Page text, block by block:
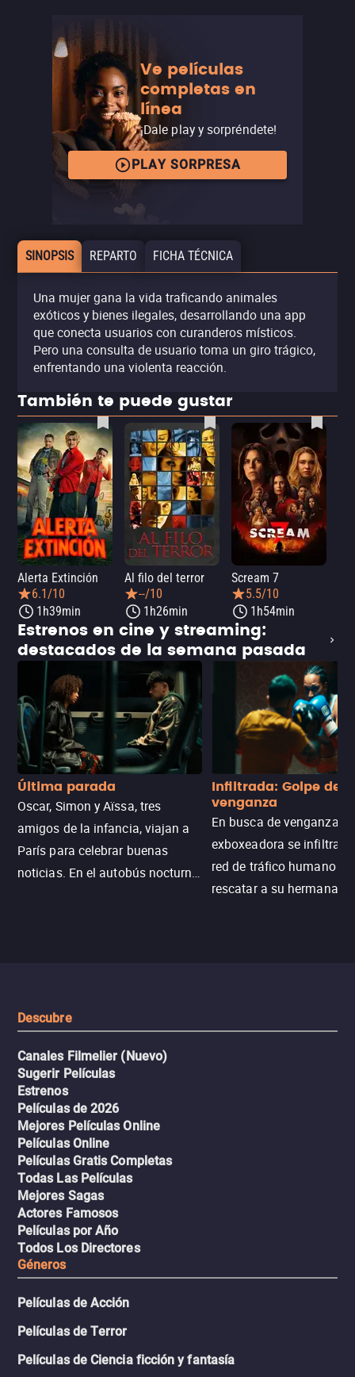
Ve películas
completas en
línea
¡Dale play y sorpréndete!
PLAY SORPRESA
SINOPSIS REPARTO FICHA TÉCNICA
Una mujer gana la vida traficando animales
exóticos y bienes ilegales, desarrollando una app
que conecta usuarios con curanderos místicos.
Pero una consulta de usuario toma un giro trágico,
enfrentando una violenta reacción.
También te puede gustar
Alerta Extinción
6.1/10
1h39min
Al filo del terror
--/10
1h26min
Scream 7
5.5/10
1h54min
Estrenos en cine y streaming:
destacados de la semana pasada
Última parada
Oscar, Simon y Aïssa, tres
amigos de la infancia, viajan a
París para celebrar buenas
noticias. En el autobús nocturno
Infiltrada: Golpe de
venganza
En busca de venganza,
exboxeadora se infiltra
red de tráfico humano
rescatar a su hermana
Descubre
Canales Filmelier (Nuevo)
Sugerir Películas
Estrenos
Películas de 2026
Mejores Películas Online
Películas Online
Películas Gratis Completas
Todas Las Películas
Mejores Sagas
Actores Famosos
Películas por Año
Todos Los Directores
Géneros
Películas de Acción
Películas de Terror
Películas de Ciencia ficción y fantasía